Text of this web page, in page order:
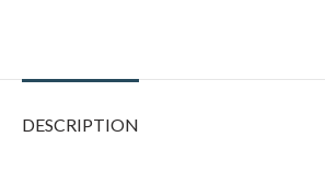
DESCRIPTION